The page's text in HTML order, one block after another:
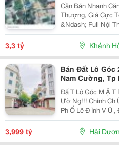
Cần Bán Nhanh
Thượng, Giá Cực Tốt 3,3 Tỷ Bán Nhà
&Ndash; Full Nội
&Ndash; Gần 23/10 Vị Trí: Thôn Vĩnh Điềm
3,3 tỷ Khánh
Bán Đất Lô Góc
Nam Cường, Tp
3.X Tỷ
Đấ T Lô Góc M Ặ T
Ườ Ng!!! Chính Ch Ủ C Ầ N Bán Lô Đấ T Góc 2 M Ặ T
Ph Ố Lê Đ Ình V Ũ
Ả I D Ươ Ng - Di Ệ N Tích 57.25M2, H Ướ Ng Tây, Tây B
3,999 tỷ Hải